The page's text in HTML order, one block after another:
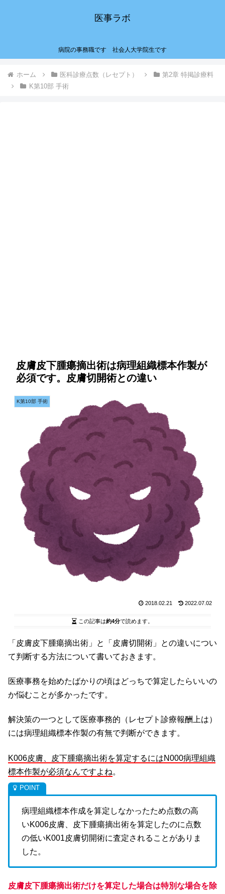
医事ラボ
病院の事務職です 社会人大学院生です
ホーム 医科診療点数（レセプト）
第2章 特掲診療料
K第10部 手術
皮膚皮下腫瘍摘出術は病理組織標本作製が
必須です。皮膚切開術との違い
K第10部 手術
2018.02.21 2022.07.02
この記事は約4分で読めます。
「皮膚皮下腫瘍摘出術」と「皮膚切開術」との違いについ
て判断する方法について書いておきます。
医療事務を始めたばかりの頃はどっちで算定したらいいの
か悩むことが多かったです。
解決策の一つとして医療事務的（レセプト診療報酬上は）
には病理組織標本作製の有無で判断ができます。
K006皮膚、皮下腫瘍摘出術を算定するにはN000病理組織
標本作製が必須なんですよね。
病理組織標本作成を算定しなかったため点数の高
いK006皮膚、皮下腫瘍摘出術を算定したのに点数
の低いK001皮膚切開術に査定されることがありま
した。
皮膚皮下腫瘍摘出術だけを算定した場合は特別な場合を除